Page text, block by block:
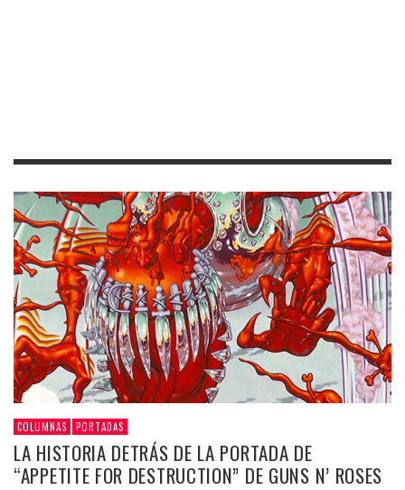
COLUMNAS PORTADAS
LA HISTORIA DETRÁS DE LA PORTADA DE
“APPETITE FOR DESTRUCTION” DE GUNS N’ ROSES